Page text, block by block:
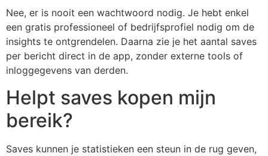
Nee, er is nooit een wachtwoord nodig. Je hebt enkel
een gratis professioneel of bedrijfsprofiel nodig om de
insights te ontgrendelen. Daarna zie je het aantal saves
per bericht direct in de app, zonder externe tools of
inloggegevens van derden.
Helpt saves kopen mijn
bereik?
Saves kunnen je statistieken een steun in de rug geven,